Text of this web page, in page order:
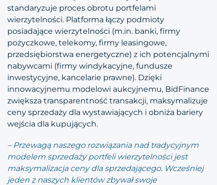
standaryzuje proces obrotu portfelami
wierzytelności. Platforma łączy podmioty
posiadające wierzytelności (m.in. banki, firmy
pożyczkowe, telekomy, firmy leasingowe,
przedsiębiorstwa energetyczne) z ich potencjalnymi
nabywcami (firmy windykacyjne, fundusze
inwestycyjne, kancelarie prawne). Dzięki
innowacyjnemu modelowi aukcyjnemu, BidFinance
zwiększa transparentność transakcji, maksymalizuje
ceny sprzedaży dla wystawiających i obniża bariery
wejścia dla kupujących.
– Przewagą naszego rozwiązania nad tradycyjnym
modelem sprzedaży portfeli wierzytelności jest
maksymalizacja ceny dla sprzedającego. Wcześniej
jeden z naszych klientów zbywał swoje